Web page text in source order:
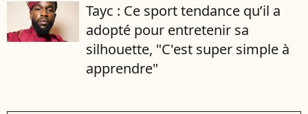
Tayc : Ce sport tendance qu’il a
adopté pour entretenir sa
silhouette, "C'est super simple à
apprendre"